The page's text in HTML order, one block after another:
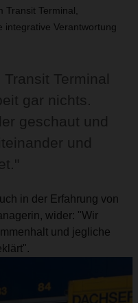
Transit Terminal,
integrative Verantwortung
Terminal
gar nichts.
geschaut und
und
in der Erfahrung von
wider: "Wir
und jegliche